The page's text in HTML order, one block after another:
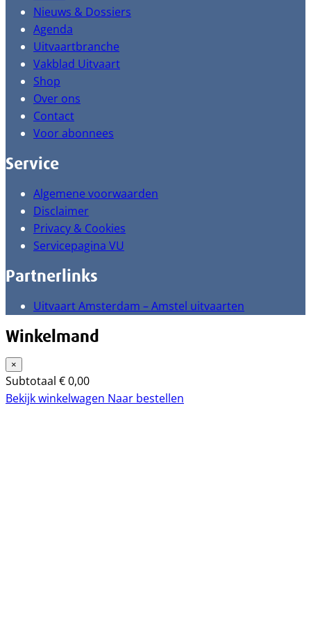
Nieuws & Dossiers
Agenda
Uitvaartbranche
Vakblad Uitvaart
Shop
Over ons
Contact
Voor abonnees
Service
Algemene voorwaarden
Disclaimer
Privacy & Cookies
Servicepagina VU
Partnerlinks
Uitvaart Amsterdam – Amstel uitvaarten
Winkelmand
×
Subtotaal €0,00
Bekijk winkelwagen Naar bestellen